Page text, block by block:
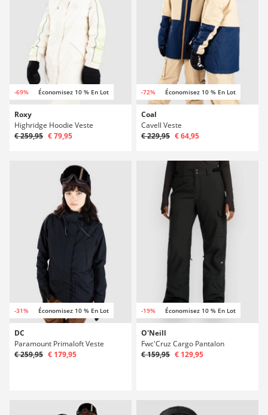
-69% Économisez 10 % En Lot
Roxy
Highridge Hoodie Veste
€ 259,95 € 79,95
-72% Économisez 10 % En Lot
Coal
Cavell Veste
€ 229,95 € 64,95
-31% Économisez 10 % En Lot
DC
Paramount Primaloft Veste
€ 259,95 € 179,95
-19% Économisez 10 % En Lot
O'Neill
Fwc'Cruz Cargo Pantalon
€ 159,95 € 129,95